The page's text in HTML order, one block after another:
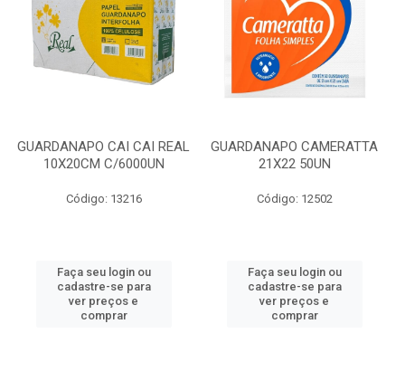
GUARDANAPO CAI CAI REAL
10X20CM C/6000UN
Código: 13216
Faça seu login ou
cadastre-se para
ver preços e
comprar
GUARDANAPO CAMERATTA
21X22 50UN
Código: 12502
Faça seu login ou
cadastre-se para
ver preços e
comprar